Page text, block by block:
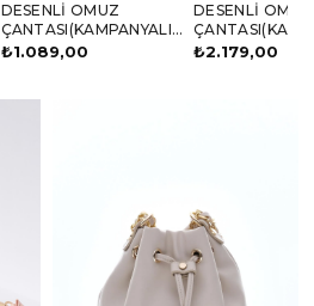
DESENLI OMUZ
ÇANTASI(KAMPANYALI
ÜRÜN)
₺1.089,00
DESENLI OMUZ
ÜRÜN)
₺2.179,00